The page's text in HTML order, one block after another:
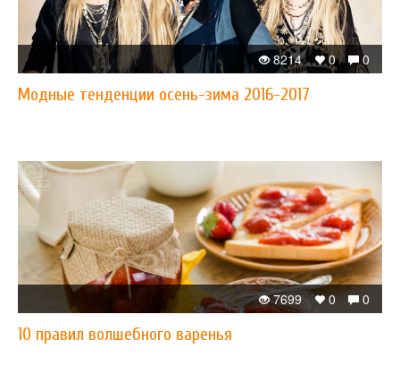
0
0
8214
Модные тенденции осень-зима 2016-2017
0
0
7699
10 правил волшебного варенья